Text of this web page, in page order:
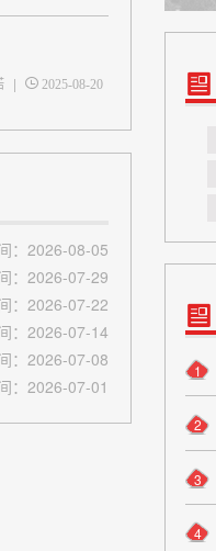
| 2025-08-20
：2026-08-05
：2026-07-29
：2026-07-22
：2026-07-14
：2026-07-08
：2026-07-01
1
2
3
4